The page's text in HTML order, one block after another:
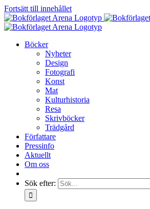
Fortsätt till innehållet
Böcker
Nyheter
Design
Fotografi
Konst
Mat
Kulturhistoria
Resa
Skrivböcker
Trädgård
Författare
Pressinfo
Aktuellt
Om oss
Sök efter: